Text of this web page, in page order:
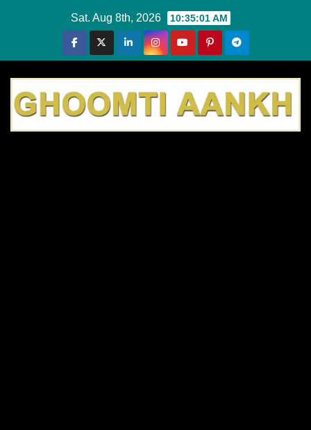
Sat. Aug 8th, 2026 10:35:02 AM